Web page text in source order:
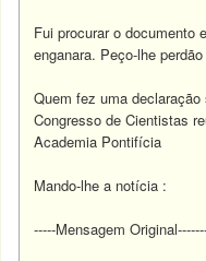
Fui procurar o documento
enganara. Peço-lhe
Quem fez uma
Congresso de Cientistas
Academia Pontifícia
Mando-lhe a notícia :
-----Mensagem